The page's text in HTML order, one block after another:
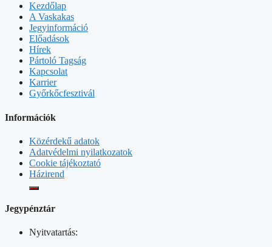
Kezdőlap
A Vaskakas
Jegyinformáció
Előadások
Hírek
Pártoló Tagság
Kapcsolat
Karrier
Győrkőcfesztivál
Információk
Közérdekű adatok
Adatvédelmi nyilatkozatok
Cookie tájékoztató
Házirend
Jegypénztár
Nyitvatartás: